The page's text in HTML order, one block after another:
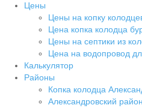
Цены
Цены на копку
Цена копка колодца
Цены на септики из
Цена на водопровод
Калькулятор
Районы
Копка колодца
Александровский район